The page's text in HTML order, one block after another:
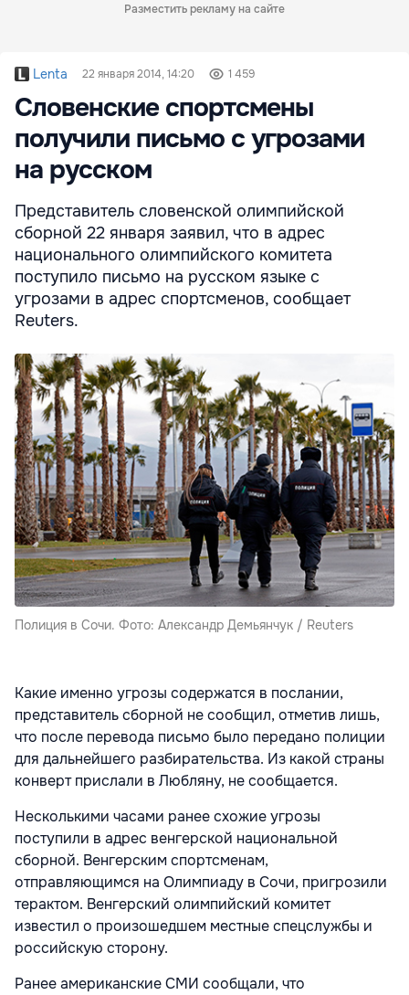
Разместить рекламу на сайте
Lenta 22 января 2014, 14:20 1 459
Словенские спортсмены
получили письмо с угрозами
на русском
Представитель словенской олимпийской
сборной 22 января заявил, что в адрес
национального олимпийского комитета
поступило письмо на русском языке с
угрозами в адрес спортсменов, сообщает
Reuters.
Полиция в Сочи. Фото: Александр Демьянчук / Reuters
Какие именно угрозы содержатся в послании,
представитель сборной не сообщил, отметив лишь,
что после перевода письмо было передано полиции
для дальнейшего разбирательства. Из какой страны
конверт прислали в Любляну, не сообщается.
Несколькими часами ранее схожие угрозы
поступили в адрес венгерской национальной
сборной. Венгерским спортсменам,
отправляющимся на Олимпиаду в Сочи, пригрозили
терактом. Венгерский олимпийский комитет
известил о произошедшем местные спецслужбы и
российскую сторону.
Ранее американские СМИ сообщали, что